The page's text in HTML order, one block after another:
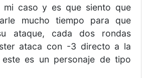
mi caso y es que siento que
mucho tiempo para que
ataque, cada dos rondas
ataca con -3 directo a la
es un personaje de tipo